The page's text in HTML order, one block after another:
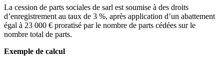
La cession de parts sociales de sarl est soumise à des droits
d’enregistrement au taux de 3 %, après application d’un abattement
égal à 23 000 € proratisé par le nombre de parts cédées sur le
nombre total de parts.
Exemple de calcul